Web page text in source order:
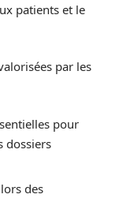
patients et le
par les
pour
dossiers
des